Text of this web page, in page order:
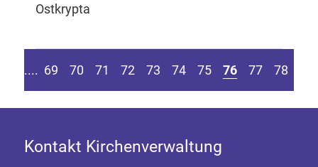
Ostkrypta
springen
vorherigen Seite
.... 69 70 71 72 73 74 75 76 77 78
Kontakt Kirchenverwaltung